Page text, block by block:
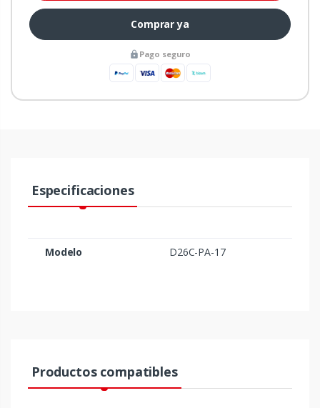
Comprar ya
Pago seguro
Especificaciones
Modelo D26C-PA-17
Productos compatibles